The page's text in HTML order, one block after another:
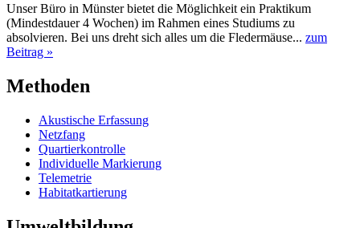
Unser Büro in Münster bietet die Möglichkeit ein Praktikum
(Mindestdauer 4 Wochen) im Rahmen eines Studiums zu
absolvieren. Bei uns dreht sich alles um die Fledermäuse... zum
Beitrag »
Methoden
Akustische Erfassung
Netzfang
Quartierkontrolle
Individuelle Markierung
Telemetrie
Habitatkartierung